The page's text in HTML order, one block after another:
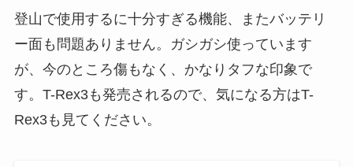
登山で使用するに十分すぎる機能、またバッテリ
ー面も問題ありません。ガシガシ使っています
が、今のところ傷もなく、かなりタフな印象で
す。T-Rex3も発売されるので、気になる方はT-
Rex3も見てください。